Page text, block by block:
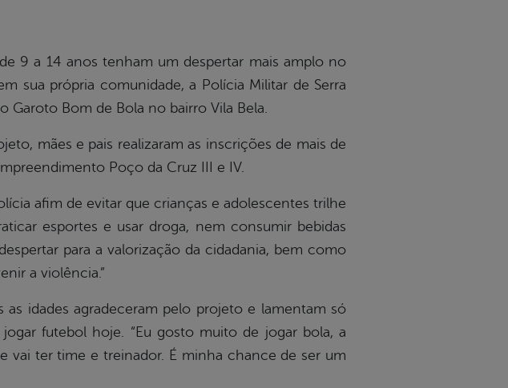
9 a 14 anos tenham um despertar mais amplo no
sua própria comunidade, a Polícia Militar de Serra
Garoto Bom de Bola no bairro Vila Bela.
mães e pais realizaram as inscrições de mais de
Poço da Cruz III e IV.
afim de evitar que crianças e adolescentes trilhe
esportes e usar droga, nem consumir bebidas
para a valorização da cidadania, bem como
a violência.”
idades agradeceram pelo projeto e lamentam só
futebol hoje. “Eu gosto muito de jogar bola, a
vai ter time e treinador. É minha chance de ser um